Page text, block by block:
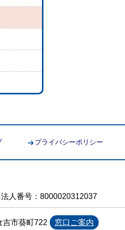
プライバシーポリシー
法人番号：8000020312037
吉市葵町722 窓口ご案内